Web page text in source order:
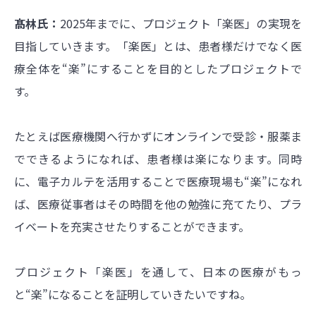
髙林氏： 2025年までに、プロジェクト「楽医」の実現を
目指していきます。「楽医」とは、患者様だけでなく医
療全体を“楽”にすることを目的としたプロジェクトで
す。
たとえば医療機関へ行かずにオンラインで受診・服薬ま
でできるようになれば、患者様は楽になります。同時
に、電子カルテを活用することで医療現場も“楽”になれ
ば、医療従事者はその時間を他の勉強に充てたり、プラ
イベートを充実させたりすることができます。
プロジェクト「楽医」を通して、日本の医療がもっ
と“楽”になることを証明していきたいですね。